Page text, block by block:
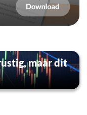
maar dit